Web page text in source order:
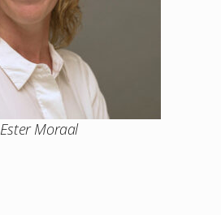
Ester Moraal